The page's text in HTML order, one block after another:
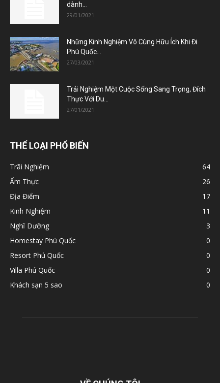
dành...
29/01/2021
Những Kinh Nghiệm Vô Cùng Hữu Ích Khi Đi
Phú Quốc...
27/03/2021
Trải Nghiệm Một Cuộc Sống Sang Trọng, Đích
Thực Với Du...
27/01/2021
THỂ LOẠI PHỔ BIẾN
Trãi Nghiệm
64
Ẩm Thực
26
Địa Điểm
17
Kinh Nghiệm
11
Nghĩ Dưỡng
3
Homestay Phú Quốc
0
Resort Phú Quốc
0
Villa Phú Quốc
0
Khách sạn 5 sao
0